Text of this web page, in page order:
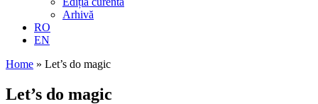
Arhivă
RO
EN
Home » Let’s do magic
Let’s do magic